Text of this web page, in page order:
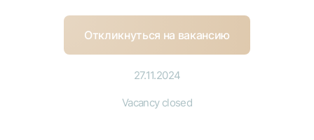
Premium
UzCard/HUMO
Откликнуться на вакансию
27.11.2024
Vacancy closed